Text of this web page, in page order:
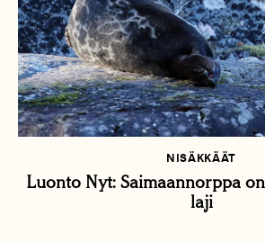
NISÄKKÄÄT
Luonto Nyt: Saimaannorppa
laji